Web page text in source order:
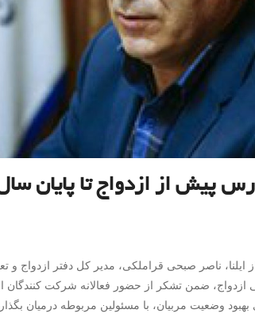
ایلنا، ناصر صبحی قراملکی، مدیر کل دفتر ازدواج و
ازدواج، ضمن تشکر از حضور فعالانه شرکت کنندگان
وضعیت مربیان، با مسئولین مربوطه درمیان